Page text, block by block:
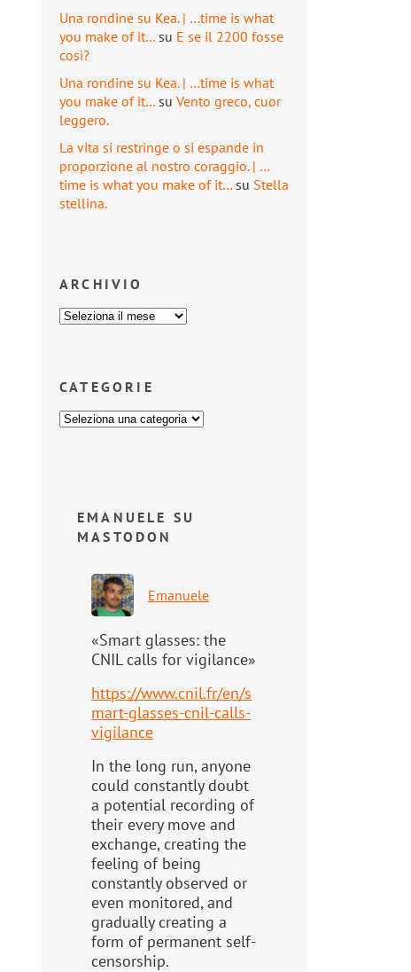
Una rondine su Kea. | …time is what
you make of it… su E se il 2200 fosse
così?
Una rondine su Kea. | …time is what
you make of it… su Vento greco, cuor
leggero.
La vita si restringe o si espande in
proporzione al nostro coraggio. | …
time is what you make of it… su Stella
stellina.
ARCHIVIO
CATEGORIE
EMANUELE SU
MASTODON
Emanuele
«Smart glasses: the
CNIL calls for vigilance»
https://www.cnil.fr/en/s
mart-glasses-cnil-calls-
vigilance
In the long run, anyone
could constantly doubt
a potential recording of
their every move and
exchange, creating the
feeling of being
constantly observed or
even monitored, and
gradually creating a
form of permanent self-
censorship.